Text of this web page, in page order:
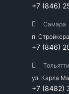
+7 (846)
Самара
п.
+7 (846)
Тольятти
ул. Карла
+7 (8482)